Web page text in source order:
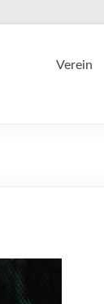
Verein